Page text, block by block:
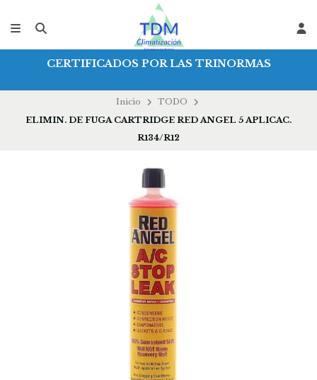
CERTIFICADOS POR LAS TRINORMAS
Inicio
TODO
ELIMIN. DE FUGA CARTRIDGE RED ANGEL 5 APLICAC.
R134/R12